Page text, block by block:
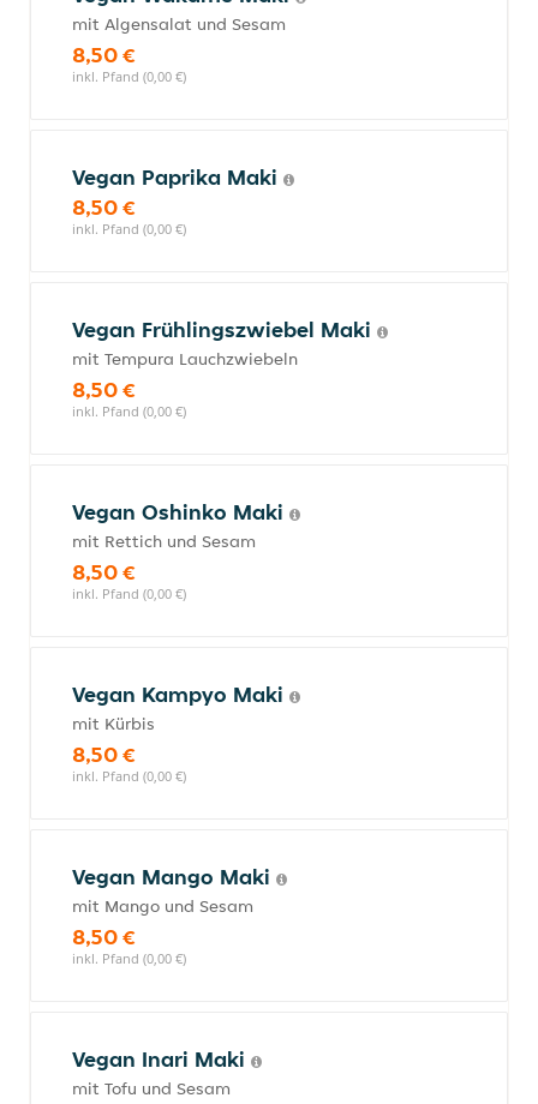
mit Algensalat und Sesam
8,50 €
inkl. Pfand (0,00 €)
Vegan Paprika Maki
8,50 €
inkl. Pfand (0,00 €)
Vegan Frühlingszwiebel Maki
mit Tempura Lauchzwiebeln
8,50 €
inkl. Pfand (0,00 €)
Vegan Oshinko Maki
mit Rettich und Sesam
8,50 €
inkl. Pfand (0,00 €)
Vegan Kampyo Maki
mit Kürbis
8,50 €
inkl. Pfand (0,00 €)
Vegan Mango Maki
mit Mango und Sesam
8,50 €
inkl. Pfand (0,00 €)
Vegan Inari Maki
mit Tofu und Sesam